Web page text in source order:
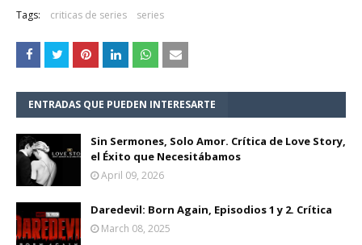
Tags: criticas de series series
ENTRADAS QUE PUEDEN INTERESARTE
Sin Sermones, Solo Amor. Crítica de Love Story,
el Éxito que Necesitábamos
April 09, 2026
Daredevil: Born Again, Episodios 1 y 2. Crítica
March 08, 2025